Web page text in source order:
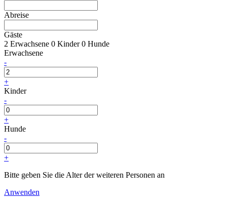
Abreise
Gäste
2 Erwachsene 0 Kinder 0 Hunde
Erwachsene
-
+
Kinder
-
+
Hunde
-
+
Bitte geben Sie die Alter der weiteren Personen an
Anwenden